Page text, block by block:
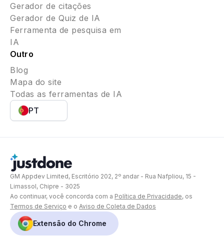
Gerador de citações
Gerador de Quiz de IA
Ferramenta de pesquisa em
IA
Outro
Blog
Mapa do site
Todas as ferramentas de IA
PT
GM Appdev Limited, Escritório 202, 2º andar - Rua Nafpliou, 15 -
Limassol, Chipre - 3025
Ao continuar, você concorda com a Política de Privacidade, os
Termos de Serviço e o Aviso de Coleta de Dados
Extensão do Chrome